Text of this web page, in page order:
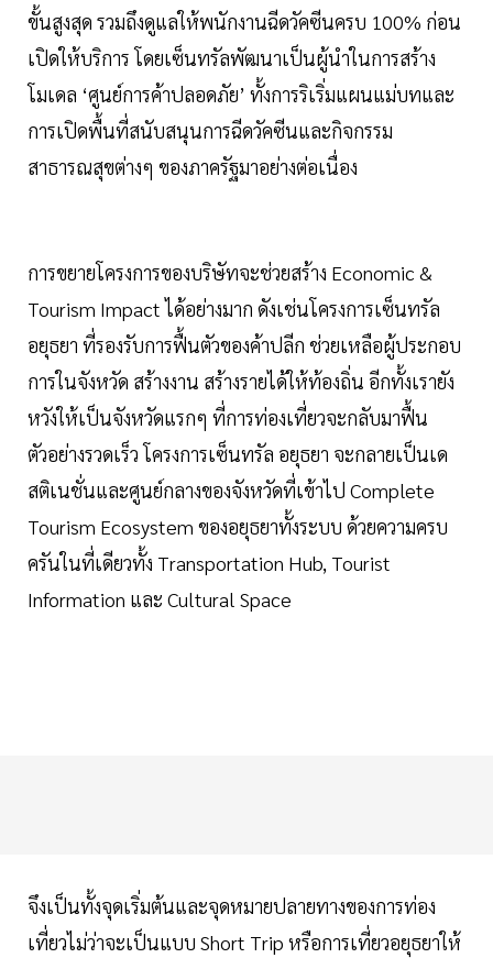
ขั้นสูงสุด รวมถึงดูแลให้พนักงานฉีดวัคซีนครบ 100% ก่อน
เปิดให้บริการ โดยเซ็นทรัลพัฒนาเป็นผู้นำในการสร้าง
โมเดล ‘ศูนย์การค้าปลอดภัย’ ทั้งการริเริ่มแผนแม่บทและ
การเปิดพื้นที่สนับสนุนการฉีดวัคซีนและกิจกรรม
สาธารณสุขต่างๆ ของภาครัฐมาอย่างต่อเนื่อง
การขยายโครงการของบริษัทจะช่วยสร้าง Economic &
Tourism Impact ได้อย่างมาก ดังเช่นโครงการเซ็นทรัล
อยุธยา ที่รองรับการฟื้นตัวของค้าปลีก ช่วยเหลือผู้ประกอบ
การในจังหวัด สร้างงาน สร้างรายได้ให้ท้องถิ่น อีกทั้งเรายัง
หวังให้เป็นจังหวัดแรกๆ ที่การท่องเที่ยวจะกลับมาฟื้น
ตัวอย่างรวดเร็ว โครงการเซ็นทรัล อยุธยา จะกลายเป็นเด
สติเนชั่นและศูนย์กลางของจังหวัดที่เข้าไป Complete
Tourism Ecosystem ของอยุธยาทั้งระบบ ด้วยความครบ
ครันในที่เดียวทั้ง Transportation Hub, Tourist
Information และ Cultural Space
จึงเป็นทั้งจุดเริ่มต้นและจุดหมายปลายทางของการท่อง
เที่ยวไม่ว่าจะเป็นแบบ Short Trip หรือการเที่ยวอยุธยาให้